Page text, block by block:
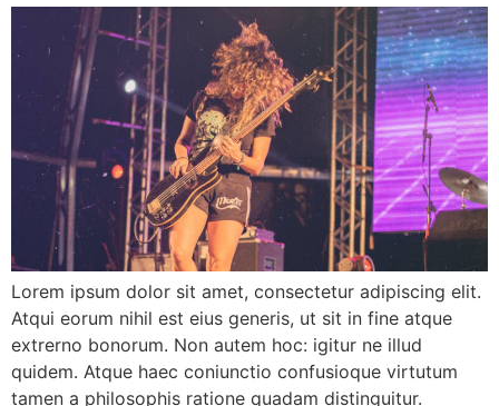
Lorem ipsum dolor sit amet, consectetur adipiscing elit.
Atqui eorum nihil est eius generis, ut sit in fine atque
extrerno bonorum. Non autem hoc: igitur ne illud
quidem. Atque haec coniunctio confusioque virtutum
tamen a philosophis ratione quadam distinguitur.